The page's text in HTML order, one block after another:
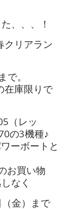
、、、！
クリアラン
。
在庫限りで
（レッ
の3機種♪
ーボートと
お買い物
なく
金）まで